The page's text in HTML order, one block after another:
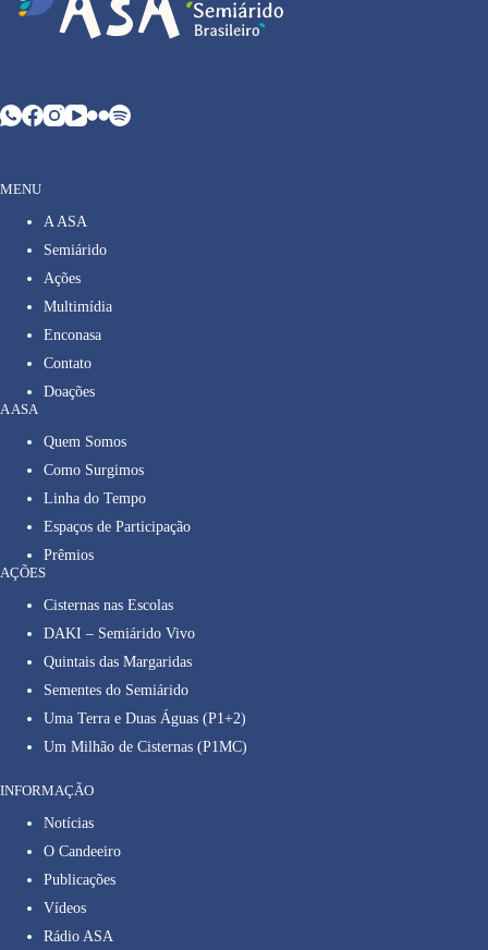
MENU
A ASA
Semiárido
Ações
Multimídia
Enconasa
Contato
Doações
A ASA
Quem Somos
Como Surgimos
Linha do Tempo
Espaços de Participação
Prêmios
AÇÕES
Cisternas nas Escolas
DAKI – Semiárido Vivo
Quintais das Margaridas
Sementes do Semiárido
Uma Terra e Duas Águas (P1+2)
Um Milhão de Cisternas (P1MC)
INFORMAÇÃO
Notícias
O Candeeiro
Publicações
Vídeos
Rádio ASA